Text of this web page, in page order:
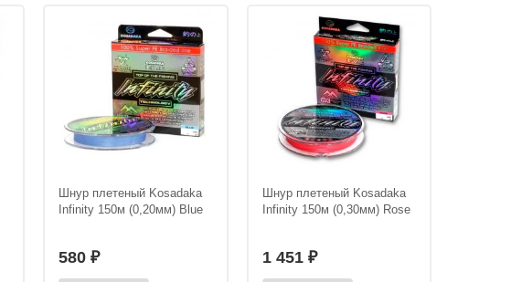
Шнур плетеный Kosadaka
Infinity 150м (0,20мм) Blue
580 ₽
Шнур плетеный Kosadaka
Infinity 150м (0,30мм) Rose
1 451 ₽